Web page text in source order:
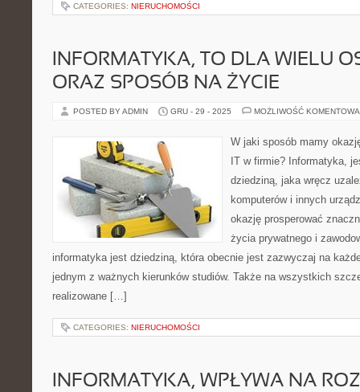
CATEGORIES: NIERUCHOMOŚCI
INFORMATYKA, TO DLA WIELU
ORAZ SPOSÓB NA ŻYCIE
POSTED BY ADMIN GRU - 29 - 2025 MOŻLIWOŚĆ
W jaki sposób mamy
IT w firmie? Informatyka,
dziedziną, jaka wręcz
komputerów i innych
okazję prosperować
życia prywatnego i
informatyka jest dziedziną, która obecnie jest zazwyczaj na
jednym z ważnych kierunków studiów. Także na wszystkich
realizowane […]
CATEGORIES: NIERUCHOMOŚCI
INFORMATYKA, WPŁYWA NA